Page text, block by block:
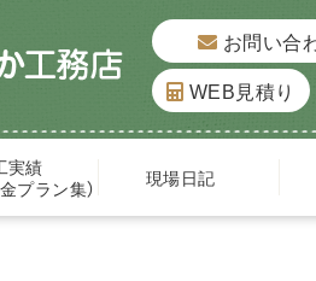
お問い合
WEB見積り
実績
プラン集）
現場日記